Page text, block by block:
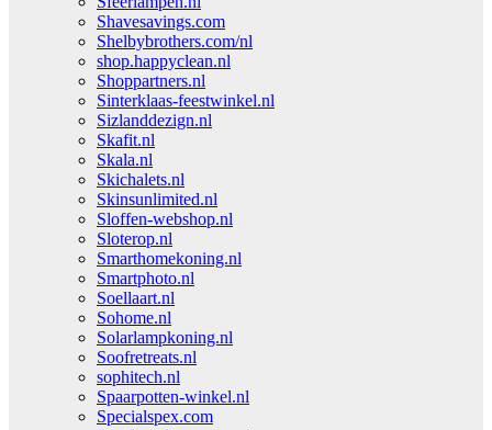
Shavesavings.com
Shelbybrothers.com/nl
shop.happyclean.nl
Shoppartners.nl
Sinterklaas-feestwinkel.nl
Sizlanddezign.nl
Skafit.nl
Skala.nl
Skichalets.nl
Skinsunlimited.nl
Sloffen-webshop.nl
Sloterop.nl
Smarthomekoning.nl
Smartphoto.nl
Soellaart.nl
Sohome.nl
Solarlampkoning.nl
Soofretreats.nl
sophitech.nl
Spaarpotten-winkel.nl
Specialspex.com